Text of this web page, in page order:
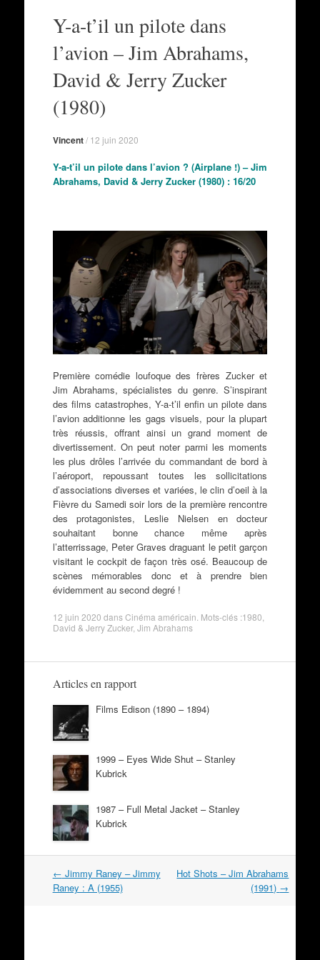
contenuY-a-t’il un pilote dans
l’avion – Jim Abrahams,
David & Jerry Zucker
(1980)
Vincent/ 12 juin 2020
Y-a-t’il un pilote dans l’avion ? (Airplane !) – Jim
Abrahams, David & Jerry Zucker (1980) : 16/20
Première comédie loufoque des frères Zucker et
Jim Abrahams, spécialistes du genre. S’inspirant
des films catastrophes, Y-a-t’il enfin un pilote dans
l’avion additionne les gags visuels, pour la plupart
très réussis, offrant ainsi un grand moment de
divertissement. On peut noter parmi les moments
les plus drôles l’arrivée du commandant de bord à
l’aéroport, repoussant toutes les sollicitations
d’associations diverses et variées, le clin d’oeil à la
Fièvre du Samedi soir lors de la première rencontre
des protagonistes, Leslie Nielsen en docteur
souhaitant bonne chance même après
l’atterrissage, Peter Graves draguant le petit garçon
visitant le cockpit de façon très osé. Beaucoup de
scènes mémorables donc et à prendre bien
évidemment au second degré !
12 juin 2020 dansCinéma américain . Mots-clés :1980
David & Jerry Zucker, Jim Abrahams
Articles en rapport
Films Edison (1890 – 1894)
1999 – Eyes Wide Shut – Stanley
Kubrick
1987 – Full Metal Jacket – Stanley
Kubrick
Navigation
dans
← Jimmy Raney – Jimmy
Raney : A (1955)
Hot Shots – Jim Abrahams
(1991) →